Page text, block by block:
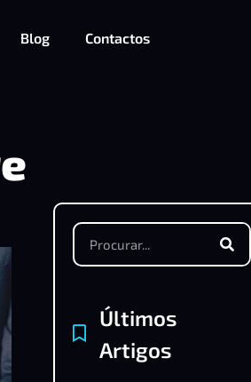
Blog Contactos
Últimos
Artigos